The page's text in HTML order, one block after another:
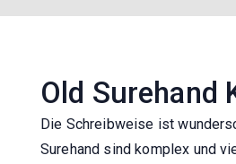
Old Surehand
Die Schreibweise ist
Surehand sind komplex und